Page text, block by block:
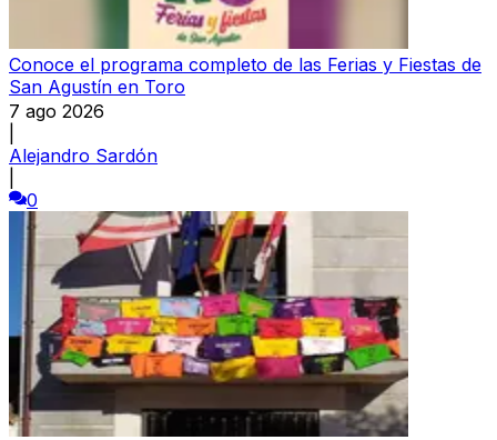
Conoce el programa completo de las Ferias y Fiestas de
San Agustín en Toro
7 ago 2026
Alejandro Sardón
0